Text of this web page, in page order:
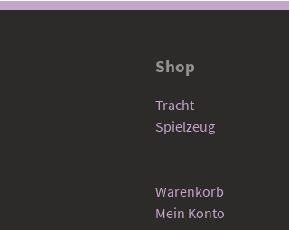
Shop
Tracht
Spielzeug
Warenkorb
Mein Konto